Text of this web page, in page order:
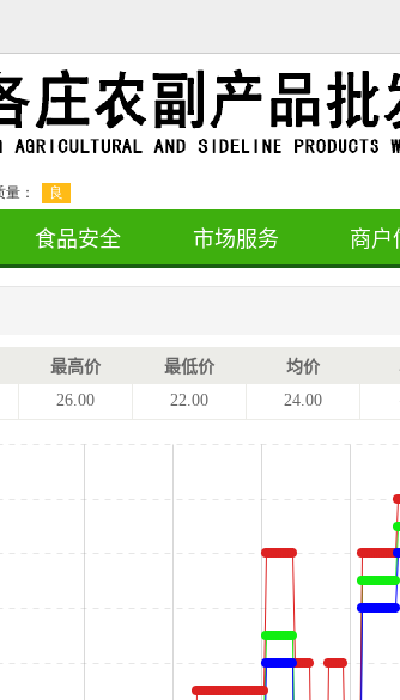
食品安全 市场服务 商户
最高价 最低价 均价
26.00 22.00 24.00